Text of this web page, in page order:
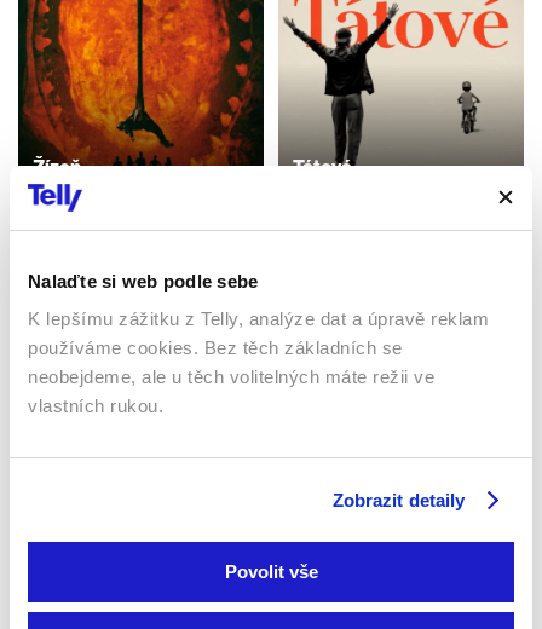
Nalaďte si web podle sebe
K lepšímu zážitku z Telly, analýze dat a úpravě reklam
používáme cookies. Bez těch základních se
neobejdeme, ale u těch volitelných máte režii ve
vlastních rukou.
Zobrazit detaily
Povolit vše
Žízeň
2015 | USA | 87 min
Filmy / Thrillery / Akční
Tátové
2025 | Španělsko | 88 min
Sledujte kdekoliv až na 6 zařízeních
Sledovat internetovou televizi jde odkudkoliv
po celé EU, a to až na 6 zařízeních.